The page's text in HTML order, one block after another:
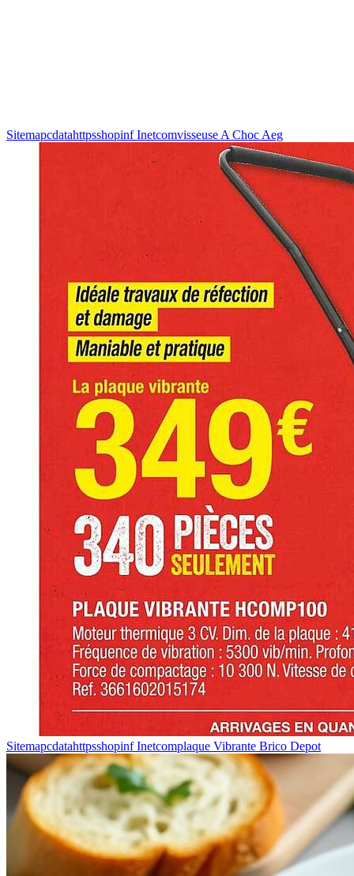
Sitemapcdatahttpsshopinf Inetcomvisseuse A Choc Aeg
Sitemapcdatahttpsshopinf Inetcomplaque Vibrante Brico Depot